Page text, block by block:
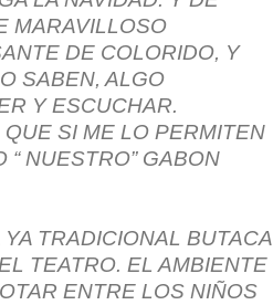
MARAVILLOSO
DE COLORIDO, Y
SABEN, ALGO
Y ESCUCHAR.
SI ME LO PERMITEN
NUESTRO” GABON
TRADICIONAL BUTACA
TEATRO. EL AMBIENTE
ENTRE LOS NIÑOS